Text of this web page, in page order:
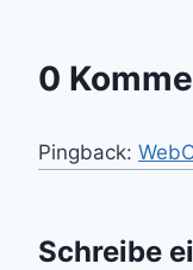
0
Pingback:
Schreibe